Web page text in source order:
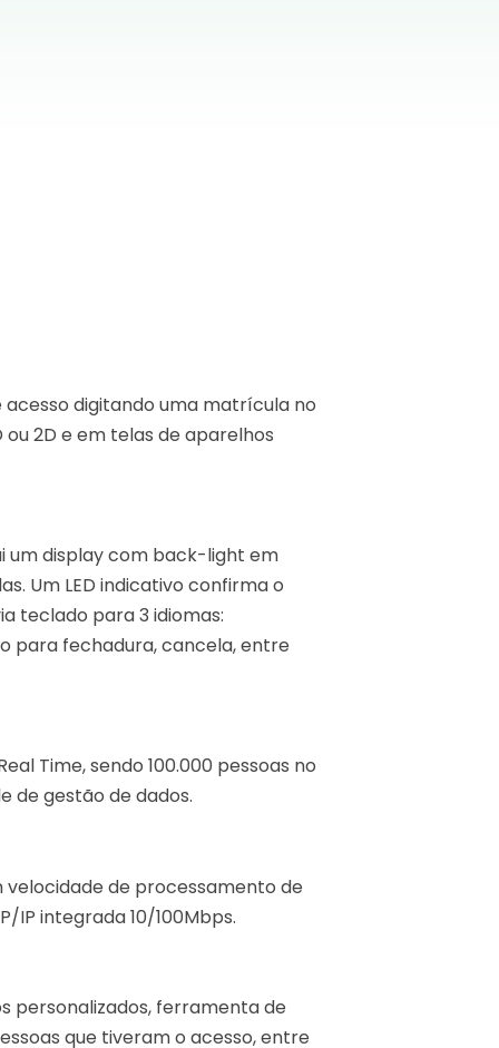
digitando uma matrícula no
2D e em telas de aparelhos
um display com back-light em
Um LED indicativo confirma o
teclado para 3 idiomas:
para fechadura, cancela, entre
Time, sendo 100.000 pessoas no
de gestão de dados.
de processamento de
IP integrada 10/100Mbps.
personalizados, ferramenta de
que tiveram o acesso, entre